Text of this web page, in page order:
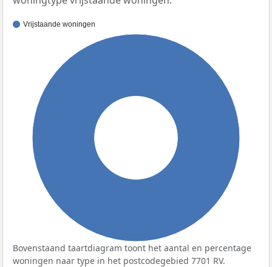
Vrijstaande woningen
Bovenstaand taartdiagram toont het aantal en percentage
woningen naar type in het postcodegebied 7701 RV.